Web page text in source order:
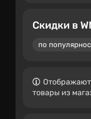
Скидки в
товары из